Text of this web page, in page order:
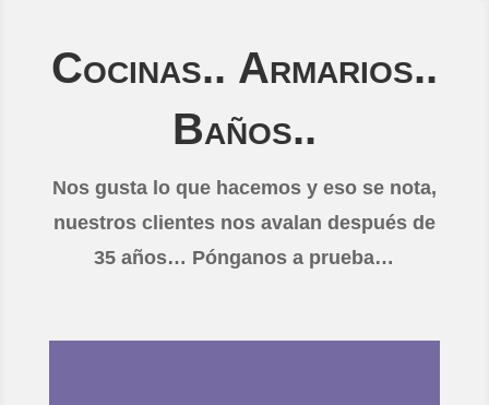
Cocinas.. Armarios..
Baños..
Nos gusta lo que hacemos y eso se nota,
nuestros clientes nos avalan después de
35 años… Pónganos a prueba…